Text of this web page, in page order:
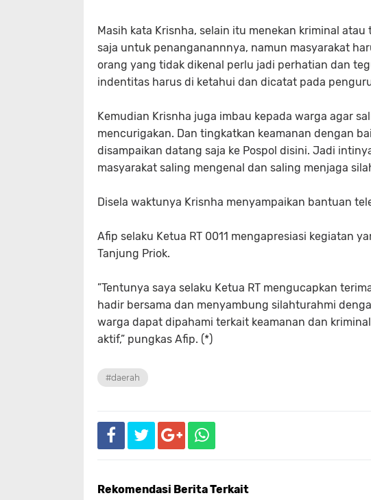
Masih kata Krisnha, selain itu menekan kriminal
saja untuk penanganannnya, namun masyarakat
orang yang tidak dikenal perlu jadi perhatian dan
indentitas harus di ketahui dan dicatat pada
Kemudian Krisnha juga imbau kepada warga agar
mencurigakan. Dan tingkatkan keamanan dengan
disampaikan datang saja ke Pospol disini. Jadi
masyarakat saling mengenal dan saling menjaga
Disela waktunya Krisnha menyampaikan bantuan
Afip selaku Ketua RT 0011 mengapresiasi kegiatan
Tanjung Priok.
”Tentunya saya selaku Ketua RT mengucapkan
hadir bersama dan menyambung silahturahmi
warga dapat dipahami terkait keamanan dan
aktif,” pungkas Afip. (*)
#daerah
Rekomendasi Berita Terkait